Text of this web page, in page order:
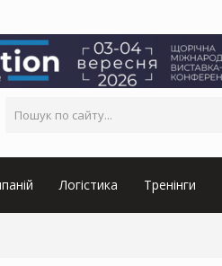
Логістика Тренінги